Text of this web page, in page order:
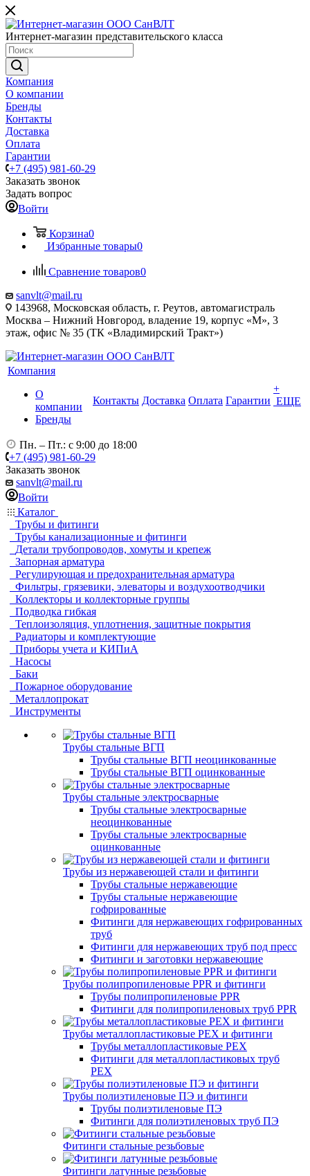
Интернет-магазин представительского класса
Компания
О компании
Бренды
Контакты
Доставка
Оплата
Гарантии
+7 (495) 981-60-29
Заказать звонок
Задать вопрос
Войти
Корзина0
Избранные товары0
Сравнение товаров0
sanvlt@mail.ru
143968, Московская область, г. Реутов, автомагистраль
Москва – Нижний Новгород, владение 19, корпус «М», 3
этаж, офис № 35 (ТК «Владимирский Тракт»)
Компания
О
компании
Бренды
Контакты Доставка Оплата Гарантии
+
ЕЩЕ
Пн. – Пт.: с 9:00 до 18:00
+7 (495) 981-60-29
Заказать звонок
sanvlt@mail.ru
Войти
Каталог
Трубы и фитинги
Трубы канализационные и фитинги
Детали трубопроводов, хомуты и крепеж
Запорная арматура
Регулирующая и предохранительная арматура
Фильтры, грязевики, элеваторы и воздухоотводчики
Коллекторы и коллекторные группы
Подводка гибкая
Теплоизоляция, уплотнения, защитные покрытия
Радиаторы и комплектующие
Приборы учета и КИПиА
Насосы
Баки
Пожарное оборудование
Металлопрокат
Инструменты
Трубы стальные ВГП
Трубы стальные ВГП неоцинкованные
Трубы стальные ВГП оцинкованные
Трубы стальные электросварные
Трубы стальные электросварные
неоцинкованные
Трубы стальные электросварные
оцинкованные
Трубы из нержавеющей стали и фитинги
Трубы стальные нержавеющие
Трубы стальные нержавеющие
гофрированные
Фитинги для нержавеющих гофрированных
труб
Фитинги для нержавеющих труб под пресс
Фитинги и заготовки нержавеющие
Трубы полипропиленовые PPR и фитинги
Трубы полипропиленовые PPR
Фитинги для полипропиленовых труб PPR
Трубы металлопластиковые PEX и фитинги
Трубы металлопластиковые PEX
Фитинги для металлопластиковых труб
PEX
Трубы полиэтиленовые ПЭ и фитинги
Трубы полиэтиленовые ПЭ
Фитинги для полиэтиленовых труб ПЭ
Фитинги стальные резьбовые
Фитинги латунные резьбовые